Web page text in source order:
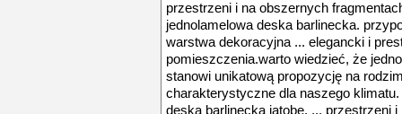
przestrzeni i na obszernych
jednolamelowa deska barlinecka.
warstwa dekoracyjna ... elegancki i
pomieszczenia.warto wiedzieć, że
stanowi unikatową propozycję na
charakterystyczne dla naszego klimatu.
deska barlinecka jatobe. ... przestrzeni